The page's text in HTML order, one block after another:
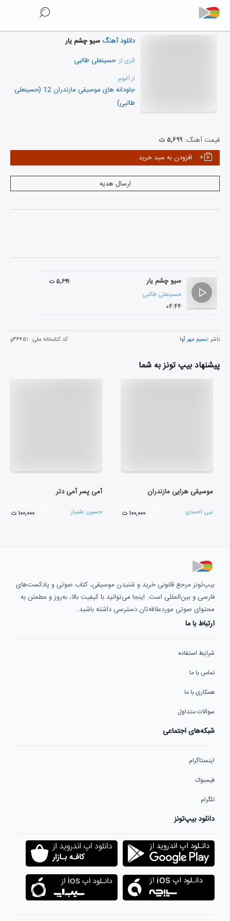
دانلود آهنگ سیو چشم یار
اثری از: حسینعلی طالبی
از آلبوم:
جاودانه های موسیقی مازندران 12 (حسینعلی
طالبی)
قیمت آهنگ: ۵,۶۹۹ ت
افزودن به سبد خرید
ارسال هدیه
سیو چشم یار
حسینعلی طالبی
۰۴:۴۴
۵,۶۹۹ ت
ناشر :نسیم مهر آوا کد کتابخانه ملی: ۳۴۴۵۱و
پیشنهاد بیپ تونز به شما
موسیقی هرایی مازندران
نبی احمدی ۱۰۰,۰۰۰ ت
آمی پسر آمی دتر
حسین علمباز ۱۰۰,۰۰۰ ت
بیپ‌تونز مرجع قانونی خرید و شنیدن موسیقی، کتاب صوتی و پادکست‌های
فارسی و بین‌المللی است. اینجا می‌توانید با کیفیت بالا، به‌روز و مطمئن به
محتوای صوتی موردعلاقه‌تان دسترسی داشته باشید.
ارتباط با ما
شرایط استفاده
تماس با ما
همکاری با ما
سوالات متداول
شبکه‌های اجتماعی
اینستاگرام
فیسبوک
تلگرام
دانلود بیپ‌تونز